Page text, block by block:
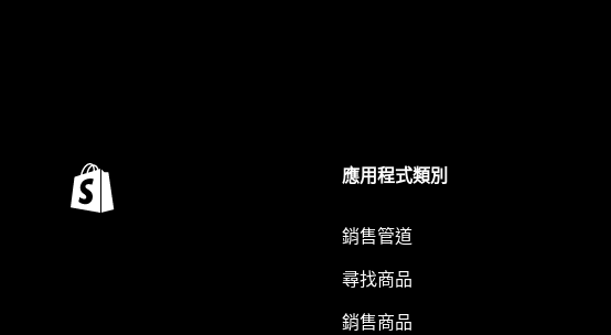
應用程式類別
銷售管道
尋找商品
銷售商品